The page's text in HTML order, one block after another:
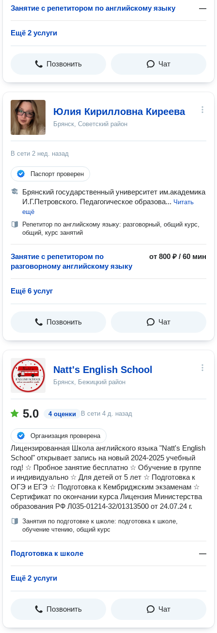
Занятие с репетитором по английскому языку —
Ещё 2 услуги
Позвонить Чат
Юлия Кирилловна Киреева
Брянск, Советский район
В сети 2 нед. назад
Паспорт проверен
Брянский государственный университет им.академика
И.Г.Петровского. Педагогическое образова... Читать
ещё
Репетитор по английскому языку: разговорный, общий курс,
общий, курс занятий
Занятие с репетитором по
разговорному английскому языку
от 800 ₽ / 60 мин
Ещё 6 услуг
Позвонить Чат
Natt's English School
Брянск, Бежицкий район
5.0 4 оценки В сети 4 д. назад
Организация проверена
Лицензированная Школа английского языка "Natt's English
School" открывает запись на новый 2024-2025 учебный
год! ☆ Пробное занятие бесплатно ☆ Обучение в группе
и индивидуально ☆ Для детей от 5 лет ☆ Подготовка к
ОГЭ и ЕГЭ ☆ Подготовка к Кембриджским экзаменам ☆
Сертификат по окончании курса Лицензия Министерства
образования РФ Л035-01214-32/01313500 от 24.07.24 г.
Занятия по подготовке к школе: подготовка к школе,
обучение чтению, общий курс
Подготовка к школе —
Ещё 2 услуги
Позвонить Чат